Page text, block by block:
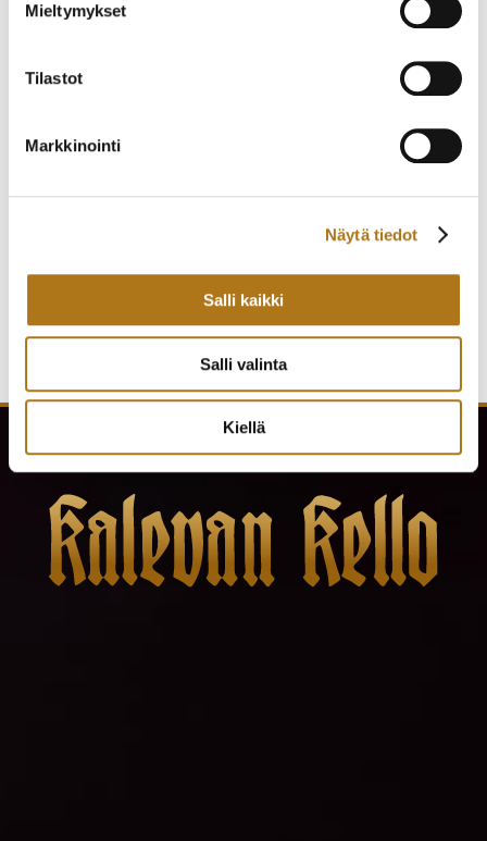
Mieltymykset
Tilastot
Markkinointi
Näytä tiedot
Salli kaikki
Salli valinta
Kiellä
VINTAGEKELLO
SAHIDA
800,00€